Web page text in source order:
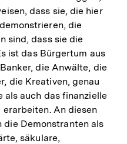
dass sie, die hier
die
sind, dass sie die
ist das Bürgertum aus
die Anwälte, die
die Kreativen, genau
als auch das finanzielle
An diesen
die Demonstranten als
säkulare,